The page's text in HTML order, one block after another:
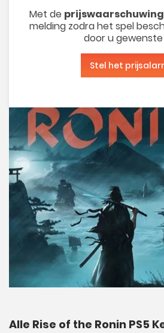
Met de prijswaarschuwing
melding zodra het spel
door u gewenste
Stel het
Alle Rise of the Ronin PS5